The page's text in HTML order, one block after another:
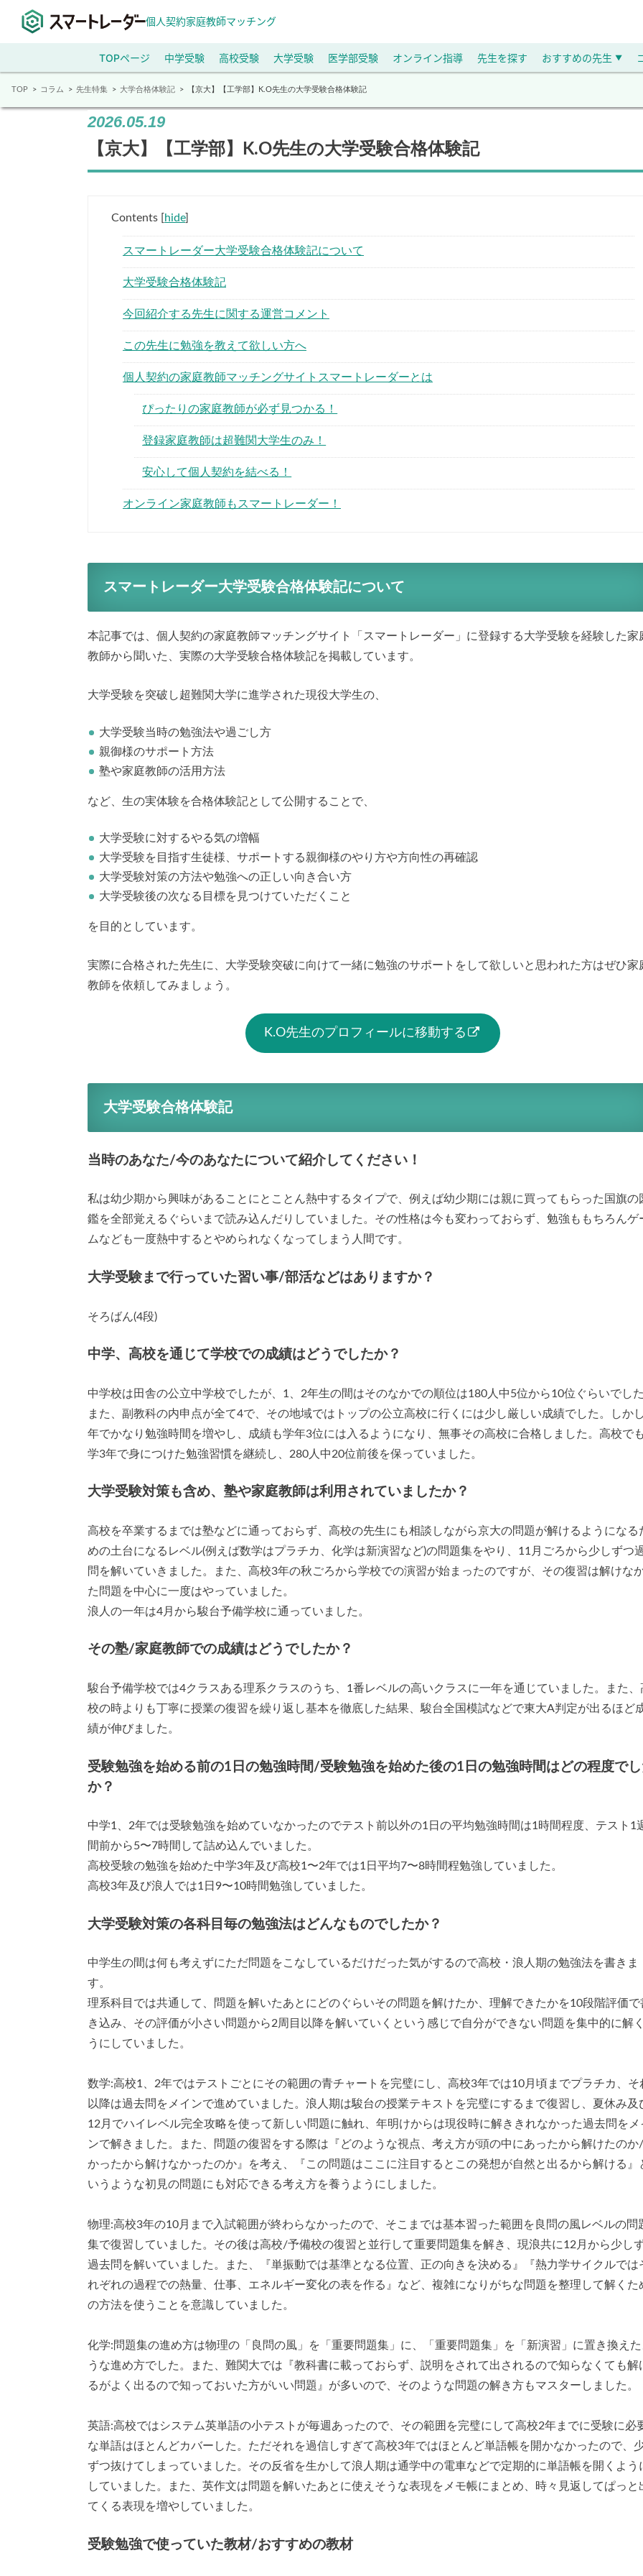
個人契約家庭教師マッチング
TOPページ 中学受験 高校受験 大学受験 医学部受験 オンライン指導 先生を探す おすすめの先生 ▼
TOP コラム 先生特集 大学合格体験記 【京大】【工学部】K.O先生の大学受験合格体験記
2026.05.19
【京大】【工学部】K.O先生の大学受験合格体験記
Contents [hide]
スマートレーダー大学受験合格体験記について
大学受験合格体験記
今回紹介する先生に関する運営コメント
この先生に勉強を教えて欲しい方へ
個人契約の家庭教師マッチングサイトスマートレーダーとは
ぴったりの家庭教師が必ず見つかる！
登録家庭教師は超難関大学生のみ！
安心して個人契約を結べる！
オンライン家庭教師もスマートレーダー！
スマートレーダー大学受験合格体験記について
本記事では、個人契約の家庭教師マッチングサイト「スマートレーダー」に登録する大学受験を経験した家
教師から聞いた、実際の大学受験合格体験記を掲載しています。
大学受験を突破し超難関大学に進学された現役大学生の、
大学受験当時の勉強法や過ごし方
親御様のサポート方法
塾や家庭教師の活用方法
など、生の実体験を合格体験記として公開することで、
大学受験に対するやる気の増幅
大学受験を目指す生徒様、サポートする親御様のやり方や方向性の再確認
大学受験対策の方法や勉強への正しい向き合い方
大学受験後の次なる目標を見つけていただくこと
を目的としています。
実際に合格された先生に、大学受験突破に向けて一緒に勉強のサポートをして欲しいと思われた方はぜひ家
教師を依頼してみましょう。
K.O先生のプロフィールに移動する
大学受験合格体験記
当時のあなた/今のあなたについて紹介してください！
私は幼少期から興味があることにとことん熱中するタイプで、例えば幼少期には親に買ってもらった国旗の
鑑を全部覚えるぐらいまで読み込んだりしていました。その性格は今も変わっておらず、勉強ももちろんゲ
ムなども一度熱中するとやめられなくなってしまう人間です。
大学受験まで行っていた習い事/部活などはありますか？
そろばん(4段)
中学、高校を通じて学校での成績はどうでしたか？
中学校は田舎の公立中学校でしたが、1、2年生の間はそのなかでの順位は180人中5位から10位ぐらいでした
また、副教科の内申点が全て4で、その地域ではトップの公立高校に行くには少し厳しい成績でした。しか
年でかなり勉強時間を増やし、成績も学年3位には入るようになり、無事その高校に合格しました。高校で
学3年で身につけた勉強習慣を継続し、280人中20位前後を保っていました。
大学受験対策も含め、塾や家庭教師は利用されていましたか？
高校を卒業するまでは塾などに通っておらず、高校の先生にも相談しながら京大の問題が解けるようになる
めの土台になるレベル(例えば数学はプラチカ、化学は新演習など)の問題集をやり、11月ごろから少しずつ
問を解いていきました。また、高校3年の秋ごろから学校での演習が始まったのですが、その復習は解けな
た問題を中心に一度はやっていました。
浪人の一年は4月から駿台予備学校に通っていました。
その塾/家庭教師での成績はどうでしたか？
駿台予備学校では4クラスある理系クラスのうち、1番レベルの高いクラスに一年を通じていました。また、
校の時よりも丁寧に授業の復習を繰り返し基本を徹底した結果、駿台全国模試などで東大A判定が出るほど
績が伸びました。
受験勉強を始める前の1日の勉強時間/受験勉強を始めた後の1日の勉強時間はどの程度で
か？
中学1、2年では受験勉強を始めていなかったのでテスト前以外の1日の平均勉強時間は1時間程度、テスト1
間前から5〜7時間して詰め込んでいました。
高校受験の勉強を始めた中学3年及び高校1〜2年では1日平均7〜8時間程勉強していました。
高校3年及び浪人では1日9〜10時間勉強していました。
大学受験対策の各科目毎の勉強法はどんなものでしたか？
中学生の間は何も考えずにただ問題をこなしているだけだった気がするので高校・浪人期の勉強法を書きま
す。
理系科目では共通して、問題を解いたあとにどのぐらいその問題を解けたか、理解できたかを10段階評価で
き込み、その評価が小さい問題から2周目以降を解いていくという感じで自分ができない問題を集中的に解
うにしていました。
数学:高校1、2年ではテストごとにその範囲の青チャートを完璧にし、高校3年では10月頃までプラチカ、そ
以降は過去問をメインで進めていました。浪人期は駿台の授業テキストを完璧にするまで復習し、夏休み及
12月でハイレベル完全攻略を使って新しい問題に触れ、年明けからは現役時に解ききれなかった過去問をメ
ンで解きました。また、問題の復習をする際は『どのような視点、考え方が頭の中にあったから解けたのか
かったから解けなかったのか』を考え、『この問題はここに注目するとこの発想が自然と出るから解ける』
いうような初見の問題にも対応できる考え方を養うようにしました。
物理:高校3年の10月まで入試範囲が終わらなかったので、そこまでは基本習った範囲を良問の風レベルの問
集で復習していました。その後は高校/予備校の復習と並行して重要問題集を解き、現浪共に12月から少し
過去問を解いていました。また、『単振動では基準となる位置、正の向きを決める』『熱力学サイクルでは
れぞれの過程での熱量、仕事、エネルギー変化の表を作る』など、複雑になりがちな問題を整理して解くた
の方法を使うことを意識していました。
化学:問題集の進め方は物理の「良問の風」を「重要問題集」に、「重要問題集」を「新演習」に置き換えた
うな進め方でした。また、難関大では『教科書に載っておらず、説明をされて出されるので知らなくても解
るがよく出るので知っておいた方がいい問題』が多いので、そのような問題の解き方もマスターしました。
英語:高校ではシステム英単語の小テストが毎週あったので、その範囲を完璧にして高校2年までに受験に必
な単語はほとんどカバーした。ただそれを過信しすぎて高校3年ではほとんど単語帳を開かなかったので、
ずつ抜けてしまっていました。その反省を生かして浪人期は通学中の電車などで定期的に単語帳を開くよう
していました。また、英作文は問題を解いたあとに使えそうな表現をメモ帳にまとめ、時々見返してぱっと
てくる表現を増やしていました。
受験勉強で使っていた教材/おすすめの教材